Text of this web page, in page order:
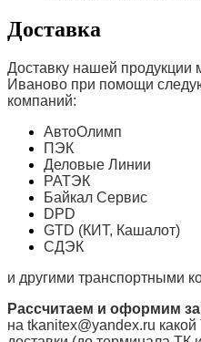
Доставка
Доставку нашей продукции
Иваново при помощи
компаний:
АвтоОлимп
ПЭК
Деловые Линии
РАТЭК
Байкал Сервис
DPD
GTD (КИТ, Кашалот)
СДЭК
и другими транспортными
Рассчитаем и оформим
на tkanitex@yandex.ru